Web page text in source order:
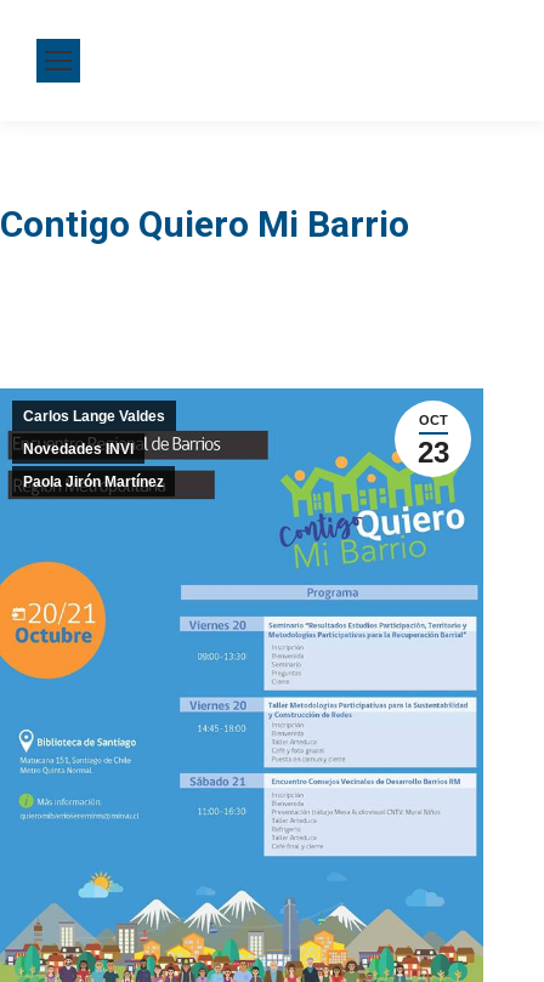
Contigo Quiero Mi Barrio
OCT
23
Carlos Lange Valdes
Novedades INVI
Paola Jirón Martínez